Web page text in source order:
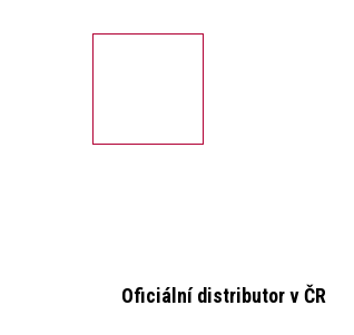
Oficiální distributor v ČR